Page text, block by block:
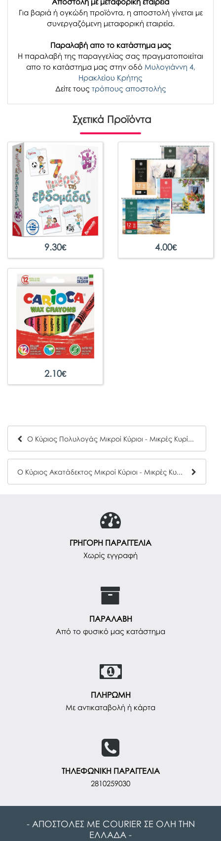
Για βαριά ή ογκώδη προϊόντα, η αποστολή γίνεται με
συνεργαζόμενη μεταφορική εταιρεία.
Παραλαβή απο το κατάστημα μας
H παραλαβή της παραγγελίας σας πραγματοποιείται
απο το κατάστημα μας στην οδό Μυλογιάννη 4,
Ηρακλείου Κρήτης
Δείτε τους τρόπους αποστολής
Σχετικά Προϊόντα
9.30€ 4.00€
2.10€
Ο Κύριος Πολυλογάς Μικροί Κύριοι - Μικρές Κυρίες Hartini Poli 13
Ο Κύριος Ακατάδεκτος Μικροί Κύριοι - Μικρές Κυρίες Hartini Poli 32
ΓΡΗΓΟΡΗ ΠΑΡΑΓΓΕΛΙΑ
Χωρίς εγγραφή
ΠΑΡΑΛΑΒΗ
Από το φυσικό μας κατάστημα
ΠΛΗΡΩΜΗ
Με αντικαταβολή ή κάρτα
ΤΗΛΕΦΩΝΙΚΗ ΠΑΡΑΓΓΕΛΙΑ
2810259030
- ΑΠΟΣΤΟΛΕΣ ΜΕ COURIER ΣΕ ΟΛΗ ΤΗΝ
ΕΛΛΑΔΑ -